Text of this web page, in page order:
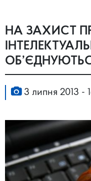
НА ЗАХИСТ
3 липня 2013 -